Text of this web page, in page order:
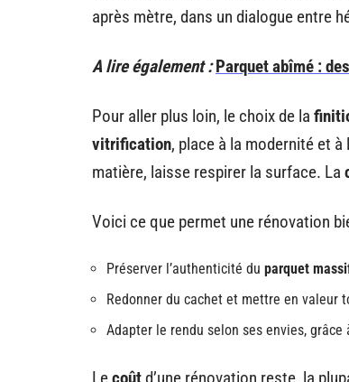
après mètre, dans un dialogue entre
A lire également : Parquet abîmé :
Pour aller plus loin, le choix de la
vitrification, place à la modernité et
matière, laisse respirer la surface. La
Voici ce que permet une rénovation
Préserver l’authenticité du parquet
Redonner du cachet et mettre en valeur
Adapter le rendu selon ses envies,
Lecoûtd’une rénovation reste, la